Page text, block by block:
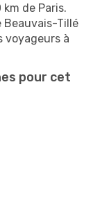
de Paris.
Beauvais-Tillé
voyageurs à
pour cet